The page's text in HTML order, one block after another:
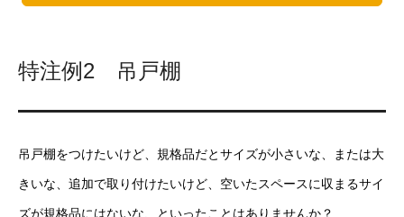
特注例2 吊戸棚
吊戸棚をつけたいけど、規格品だとサイズが小さいな、または大
きいな、追加で取り付けたいけど、空いたスペースに収まるサイ
ズが規格品にはないな、といったことはありませんか？